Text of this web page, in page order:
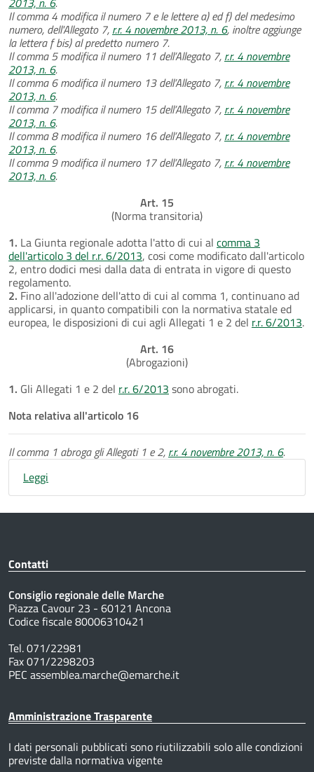
Il comma 4 modifica il numero 7 e le lettere a) ed f) del medesimo
numero, dell'Allegato 7, r.r. 4 novembre 2013, n. 6, inoltre aggiunge
la lettera f bis) al predetto numero 7.
Il comma 5 modifica il numero 11 dell’Allegato 7, r.r. 4 novembre
2013, n. 6.
Il comma 6 modifica il numero 13 dell’Allegato 7, r.r. 4 novembre
2013, n. 6.
Il comma 7 modifica il numero 15 dell’Allegato 7, r.r. 4 novembre
2013, n. 6.
Il comma 8 modifica il numero 16 dell’Allegato 7, r.r. 4 novembre
2013, n. 6.
Il comma 9 modifica il numero 17 dell’Allegato 7, r.r. 4 novembre
2013, n. 6.
Art. 15
(Norma transitoria)
1. La Giunta regionale adotta l'atto di cui al comma 3
dell'articolo 3 del r.r. 6/2013, cosi come modificato dall'articolo
2, entro dodici mesi dalla data di entrata in vigore di questo
regolamento.
2. Fino all'adozione dell'atto di cui al comma 1, continuano ad
applicarsi, in quanto compatibili con la normativa statale ed
europea, le disposizioni di cui agli Allegati 1 e 2 del r.r. 6/2013.
Art. 16
(Abrogazioni)
1. Gli Allegati 1 e 2 del r.r. 6/2013 sono abrogati.
Nota relativa all'articolo 16
Il comma 1 abroga gli Allegati 1 e 2, r.r. 4 novembre 2013, n. 6.
Leggi
Contatti
Consiglio regionale delle Marche
Piazza Cavour 23 - 60121 Ancona
Codice fiscale 80006310421
Tel. 071/22981
Fax 071/2298203
PEC assemblea.marche@emarche.it
Amministrazione Trasparente
I dati personali pubblicati sono riutilizzabili solo alle condizioni
previste dalla normativa vigente